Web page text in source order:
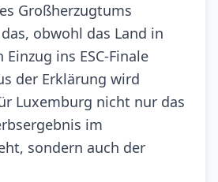
Großherzugtums
obwohl das Land in
Einzug ins ESC-Finale
der Erklärung wird
Luxemburg nicht nur das
im
sondern auch der